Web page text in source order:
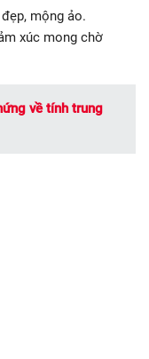
mộng ảo.
xúc mong chờ
về tính trung